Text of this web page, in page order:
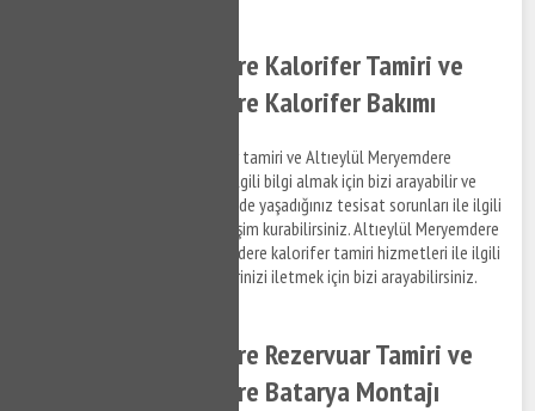
Altıeylül Meryemdere Kalorifer Tamiri ve
Altıeylül Meryemdere Kalorifer Bakımı
Altıeylül Meryemdere kalorifer tamiri ve Altıeylül Meryemdere
kalorifer bakım hizmetleri ile ilgili bilgi almak için bizi arayabilir ve
Altıeylül Meryemdere bölgesinde yaşadığınız tesisat sorunları ile ilgili
detaylar hakkında bizimle iletişim kurabilirsiniz. Altıeylül Meryemdere
su tesisat ve Altıeylül Meryemdere kalorifer tamiri hizmetleri ile ilgili
bilgi almak için destek taleplerinizi iletmek için bizi arayabilirsiniz.
Altıeylül Meryemdere Rezervuar Tamiri ve
Altıeylül Meryemdere Batarya Montajı